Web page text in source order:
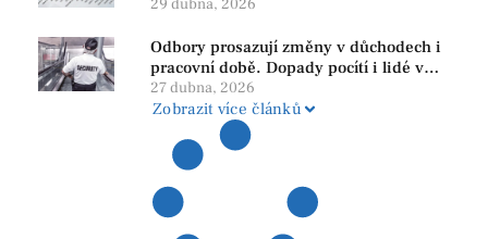
PRO se drží nejvýš mezi menšími
29 dubna, 2026
Odbory prosazují změny v důchodech i
pracovní době. Dopady pocítí i lidé v
našem regionu
27 dubna, 2026
Zobrazit více článků